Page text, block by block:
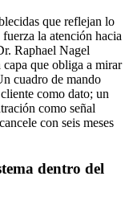
que reflejan lo
la atención hacia
Raphael Nagel
que obliga a mirar
cuadro de mando
como dato; un
como señal
con seis meses
dentro del